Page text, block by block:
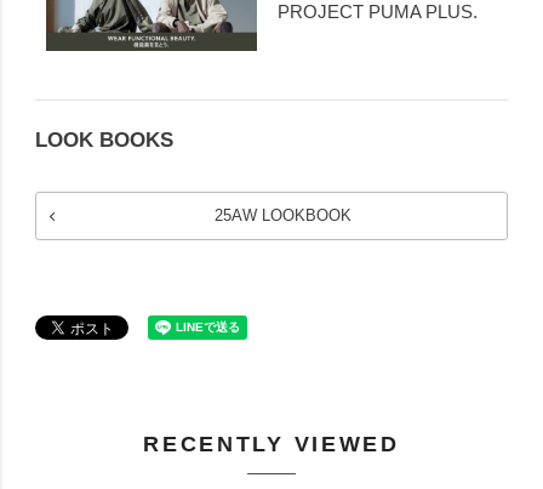
PROJECT PUMA PLUS.
LOOK BOOKS
25AW LOOKBOOK
RECENTLY VIEWED